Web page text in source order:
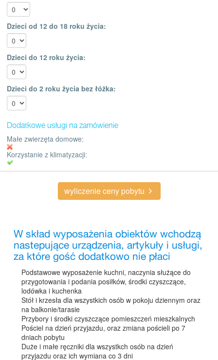
Dzieci od 12 do 18 roku życia:
Dzieci do 12 roku życia:
Dzieci do 2 roku życia bez łóżka:
Dodatkowe usługi na zamówienie
Małe zwierzęta domowe:
Korzystanie z klimatyzacji:
wyliczenie ceny pobytu
W skład wyposażenia obiektów wchodzą
nastepujące urządzenia, artykuły i usługi,
za które gość dodatkowo nie płaci
Podstawowe wyposażenie kuchni, naczynia służące do
przygotowania i podania posiłków, środki czyszczące,
lodówka i kuchenka
Stół i krzesła dla wszystkich osób w pokoju dziennym oraz
na balkonie/tarasie
Przybory i środki czyszczące pomieszczeń mieszkalnych
Pościel na dzień przyjazdu, oraz zmiana pościeli po 7
dniach pobytu
Duże i małe ręczniki dla wszystkch osób na dzień
przyjazdu oraz ich wymiana co 3 dni